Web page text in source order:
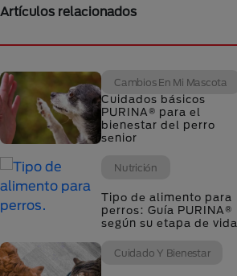
Artículos relacionados
Cambios En Mi Mascota
Cuidados básicos
PURINA® para el
bienestar del perro
senior
Nutrición
Tipo de alimento para
perros: Guía PURINA®
según su etapa de vida
Cuidado Y Bienestar